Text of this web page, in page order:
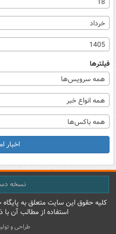
خرداد
1405
فیلترها
همه سرویس‌ها
همه انواع خبر
همه باکس‌ها
اخبار
نسخه
کليه حقوق اين سايت متعلق به
استفاده از مطالب آن با
طراحی و